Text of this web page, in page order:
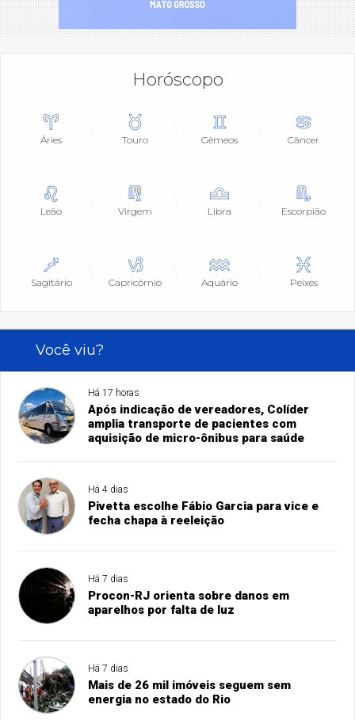
Horóscopo
Áries Touro Gêmeos Câncer
Leão Virgem Libra Escorpião
Sagitário Capricórnio Aquário Peixes
Você viu?
Há 17 horas
Após indicação de vereadores, Colíder
amplia transporte de pacientes com
aquisição de micro-ônibus para saúde
Há 4 dias
Pivetta escolhe Fábio Garcia para vice e
fecha chapa à reeleição
Há 7 dias
Procon-RJ orienta sobre danos em
aparelhos por falta de luz
Há 7 dias
Mais de 26 mil imóveis seguem sem
energia no estado do Rio